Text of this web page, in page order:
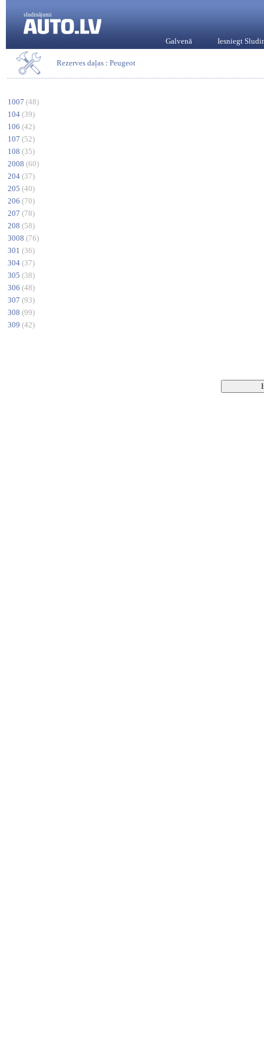
sludinājumi
Galvenā Iesniegt
Rezerves daļas : Peugeot
1007 (48)
104 (39)
106 (42)
107 (52)
108 (35)
2008 (60)
204 (37)
205 (40)
206 (70)
207 (78)
208 (58)
3008 (76)
301 (36)
304 (37)
305 (38)
306 (48)
307 (93)
308 (99)
309 (42)